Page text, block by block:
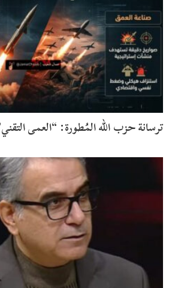
ترسانة حزب الله المُطورة: “العمى